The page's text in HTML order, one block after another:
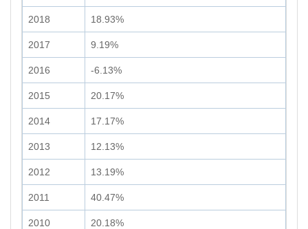
2018 18.93%
2017 9.19%
2016 -6.13%
2015 20.17%
2014 17.17%
2013 12.13%
2012 13.19%
2011 40.47%
2010 20.18%